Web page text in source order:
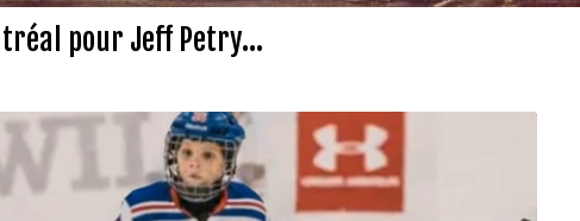
pour Jeff Petry...